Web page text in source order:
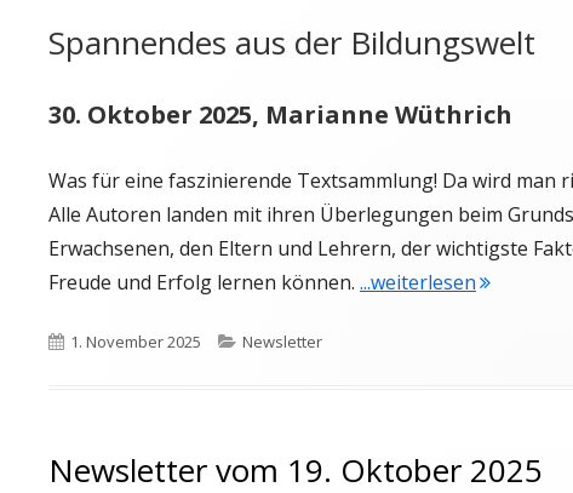
Spannendes aus der Bildungswelt
30. Oktober 2025, Marianne Wüthrich
Was für eine faszinierende Textsammlung! Da wird man
Alle Autoren landen mit ihren Überlegungen beim
Erwachsenen, den Eltern und Lehrern, der wichtigste
Freude und Erfolg lernen können. ...weiterlesen
Veröffentlicht
1. November 2025 Kategorien
Newsletter
Newsletter vom 19. Oktober 2025